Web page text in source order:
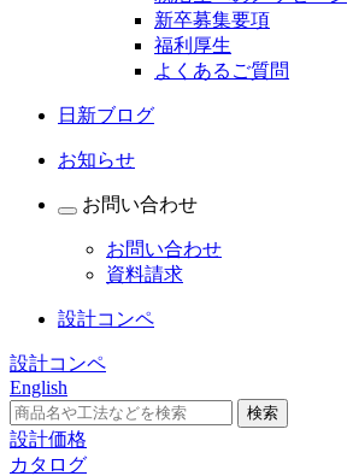
新卒募集要項
福利厚生
よくあるご質問
日新ブログ
お知らせ
お問い合わせ
お問い合わせ
資料請求
設計コンペ
設計コンペ
English
設計価格
カタログ